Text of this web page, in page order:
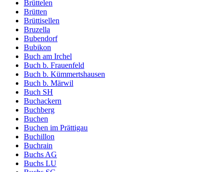
Brüttelen
Brütten
Brüttisellen
Bruzella
Bubendorf
Bubikon
Buch am Irchel
Buch b. Frauenfeld
Buch b. Kümmertshausen
Buch b. Märwil
Buch SH
Buchackern
Buchberg
Buchen
Buchen im Prättigau
Buchillon
Buchrain
Buchs AG
Buchs LU